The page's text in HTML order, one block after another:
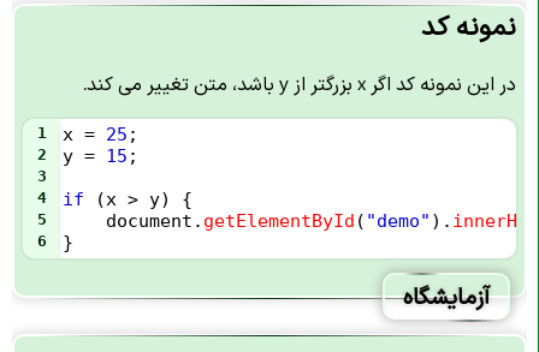
نمونه کد
در این نمونه کد اگر x بزرگتر از y باشد، متن تغییر می کند.
1 x = 25 ;
2 y = 15 ;
3
4
if (x > y) {
5 document . getElementById ( "demo" ).
6 }
آزمایشگاه